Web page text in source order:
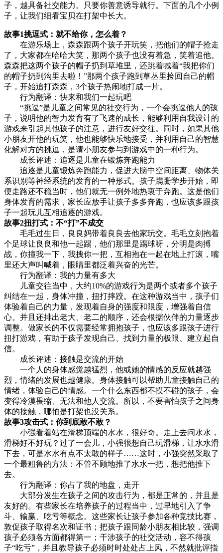
子，越具备社交能力。只要你善意诱导就行。下面的几个小例
子，让我们细看宝贝在打架中长大。
故事1挑逗式：就不给你，怎么着？
在游乐场上，森森跟两个孩子开玩笑，把他们的帽子抢走
了，大家都在哈哈大笑，那两个孩子也没有着急，笑着追他。
森森把这两个孩子的帽子扔到草堆里，还跳着喊着“我把你们
的帽子扔到沟里去啦！”那两个孩子跑到草丛里捡回自己的帽
子，开始追打森森，3个孩子热闹地打成一片。
行为翻译：快来和我们一起玩吧
“挑逗”是儿童之间常见的社交行为，一个会挑逗他人的孩
子，说明他的智力发育有了飞速的成长，能够利用自我设计的
游戏来引起其他孩子的注意，进行友好交往。同时，如果其他
小朋友开他的玩笑，他也能够快乐地接受，并利用自己的智慧
化解对方的挑逗，是请小朋友参与到游戏中的一种行为。
成长评述：追逐是儿童在锻炼奔跑能力
追逐是儿童锻炼奔跑能力，促进大脑中空间距离、物体关
系识别等神经系统的发育的一种形式。孩子蹒跚学步开始，即
便走路还不稳当时，他们就无一例外地热衷于奔跑。这是他们
身体发育的需求，家长应放手让孩子多多奔跑，也应该多跟孩
子一起玩儿互相追逐的游戏。
故事2扭打式：不“打”不成交
毛毛过生日，良良妈带着良良去他家玩交。毛毛立刻抱着
个足球让良良和他一起踢，他们那里是踢球呀，分明是肉搏
战，你撞我一下，我拽你一把，互相抱在一起在地上打滚，嘴
里还大声叫喊着，眼睛里都泛着兴奋的光芒。
行为翻译：我的力量有多大
儿童交往当中，大约10%的游戏行为是两个或者多个孩子
纠结在一起，身体冲撞，扭打摔跤。在这种游戏当中，孩子们
体验着自己的力量，发现着自身的强度和限度，增强着自信
心。并且还排出老大、老二的顺序，还会根据伙伴的力量逐步
调整。做家长的不仅需要经常拥抱孩子，也应该多跟孩子进行
扭打游戏，有助于孩子发现自己、找到力量的极限、建立起自
信。
成长评述：接触是交流的开始
一个人的身体感觉越猛烈，他或她的情感的反应就越强
烈，情绪的发展也越健康。身体接触可以帮助儿童接触自己的
情绪，体验自己的情感。一个什么东西都不摸不碰的孩子，会
变得冷漠畏缩、无法和他人交流。所以，不要害怕孩子之间身
体的接触，哪怕是打架也没关系。
故事3攻击式：你到底敢不敢？
小强看着站在滑梯顶端的水水，很好奇。走上去问水水，
滑梯好不好玩？过了一会儿，小强很想自己玩滑梯，让水水滑
下去，可是水水有点不太敢的样子……这时，小强突然采取了
一个最粗鲁的方法：不管不顾地推了水水一把，想把他推下
去。
行为翻译：你占了我的地盘，走开
大部分发生在孩子之间的攻击行为，都是正常的，并且是
友好的。有些家长在培养孩子的过程当中，过早地引入了争
斗、输赢、吃亏等概念。这些家长让孩子参加各种竞技比赛，
敦促孩子取得名次和证书；把孩子跟同龄小朋友相比较，强调
孩子必须各方面都得第一；干涉孩子的社交活动，容不得孩
子“吃亏”，并且教导孩子必须时时处处占上风，不然就批评指